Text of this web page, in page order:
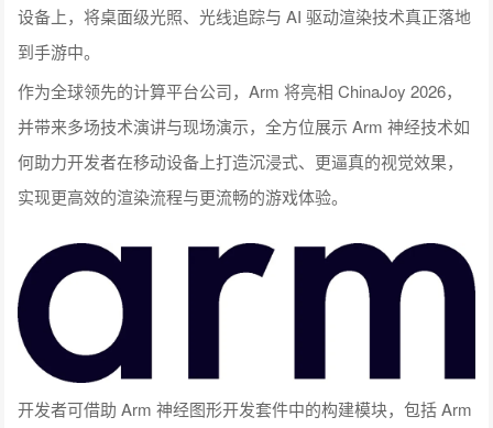
设备上，将桌面级光照、光线追踪与 AI 驱动渲染技术真正落地
到手游中。
作为全球领先的计算平台公司，Arm 将亮相 ChinaJoy 2026，
并带来多场技术演讲与现场演示，全方位展示 Arm 神经技术如
何助力开发者在移动设备上打造沉浸式、更逼真的视觉效果，
实现更高效的渲染流程与更流畅的游戏体验。
开发者可借助 Arm 神经图形开发套件中的构建模块，包括 Arm